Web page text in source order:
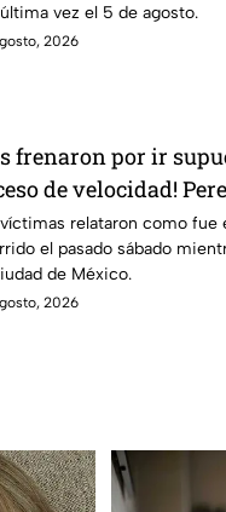
vez el 5 de agosto.
2026
frenaron por ir
de velocidad!
Laredo relatan
en Irapuato
víctimas relataron como fue
el pasado sábado
de México.
2026